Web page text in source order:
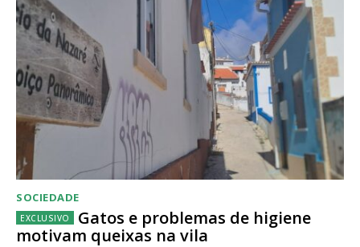
SOCIEDADE
Gatos e problemas de higiene
motivam queixas na vila